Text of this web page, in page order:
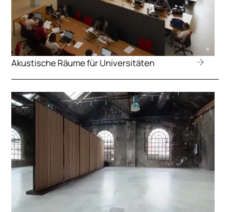
Akustische Räume für Universitäten